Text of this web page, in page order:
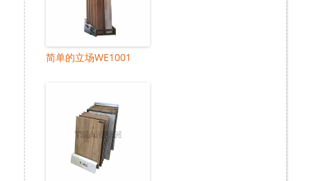
简单的立场WE1001